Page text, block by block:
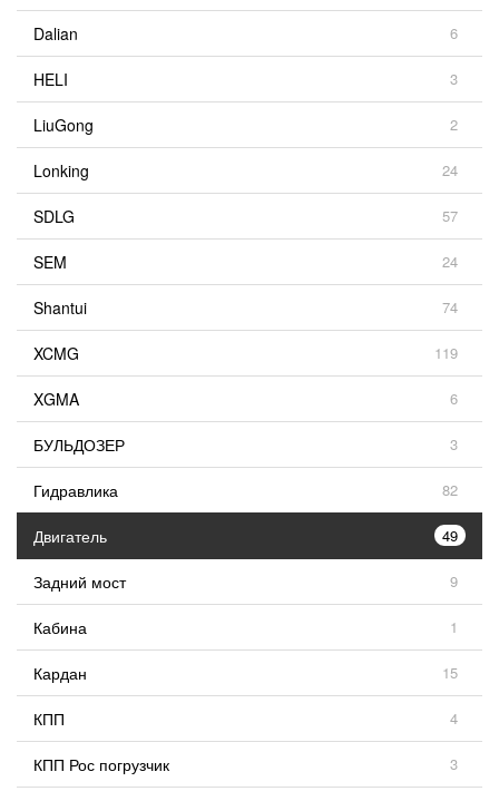
Dalian 6
HELI 3
LiuGong 2
Lonking 24
SDLG 57
SEM 24
Shantui 74
XCMG 119
XGMA 6
БУЛЬДОЗЕР 3
Гидравлика 82
Двигатель 49
Задний мост 9
Кабина 1
Кардан 15
КПП 4
КПП Рос погрузчик 3